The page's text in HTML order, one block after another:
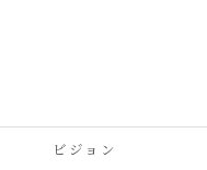
ビジョン